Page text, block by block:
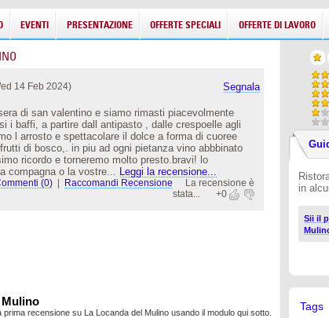
EVENTI PRESENTAZIONE OFFERTE SPECIALI OFFERTE DI LAVORO
14 Feb 2024) Segnala
di san valentino e siamo rimasti piacevolmente
i baffi, a partire dall antipasto , dalle crespoelle agli
l arrosto e spettacolare il dolce a forma di cuoree
di bosco,. in piu ad ogni pietanza vino abbbinato
ricordo e torneremo molto presto.bravi! lo
compagna o la vostre...
Leggi la recensione...
(0) Raccomandi Recensione
La recensione è
stata...
+0
recensione su La Locanda del Mulino usando il modulo qui sotto.
in
Sii il
Tags